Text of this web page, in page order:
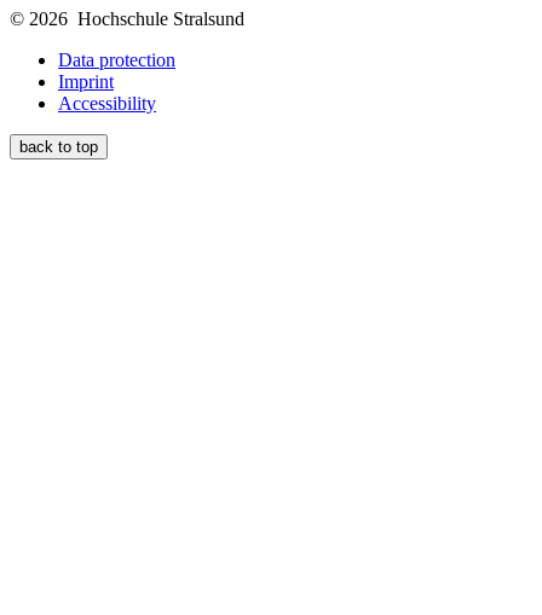
© 2026 Hochschule Stralsund
Data protection
Imprint
Accessibility
back to top